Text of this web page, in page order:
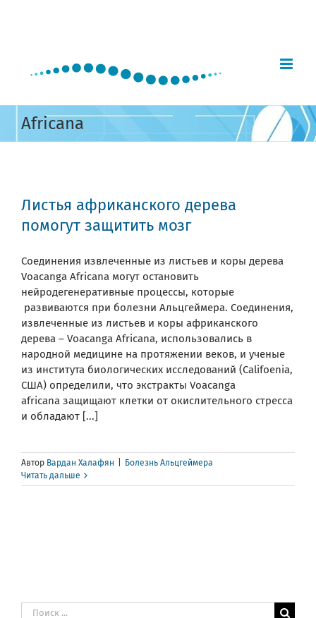
Africana
Листья африканского дерева
помогут защитить мозг
Соединения извлеченные из листьев и коры дерева
Voacanga Africana могут остановить
нейродегенеративные процессы, которые
развиваются при болезни Альцгеймера. Соединения,
извлеченные из листьев и коры африканского
дерева – Voacanga Africana, использовались в
народной медицине на протяжении веков, и ученые
из института биологических исследований (Califoenia,
США) определили, что экстракты Voacanga
africana защищают клетки от окислительного стресса
и обладают [...]
Автор Вардан Халафян
Болезнь Альцгеймера
Читать дальше
Результат